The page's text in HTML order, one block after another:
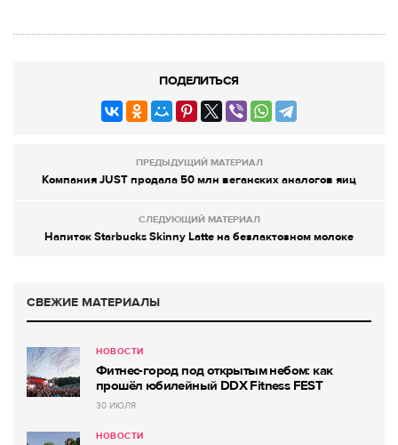
ПОДЕЛИТЬСЯ
ПРЕДЫДУЩИЙ МАТЕРИАЛ
Компания JUST продала 50 млн веганских аналогов яиц
СЛЕДУЮЩИЙ МАТЕРИАЛ
Напиток Starbucks Skinny Latte на безлактозном молоке
СВЕЖИЕ МАТЕРИАЛЫ
НОВОСТИ
Фитнес-город под открытым небом: как
прошёл юбилейный DDX Fitness FEST
30 ИЮЛЯ
НОВОСТИ